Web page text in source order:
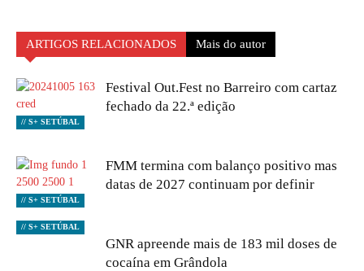
ARTIGOS RELACIONADOS Mais do autor
// S+ SETÚBAL
Festival Out.Fest no Barreiro com cartaz
fechado da 22.ª edição
// S+ SETÚBAL
FMM termina com balanço positivo mas
datas de 2027 continuam por definir
// S+ SETÚBAL
GNR apreende mais de 183 mil doses de
cocaína em Grândola